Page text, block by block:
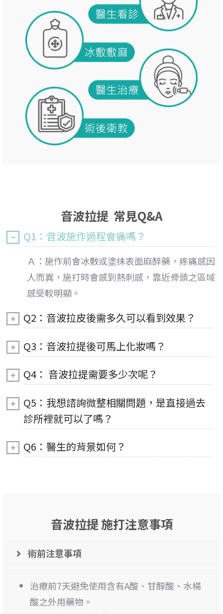
音波拉提 常見Q&A
Q1：音波施作過程會痛嗎？
Ａ：施作前會冰敷或塗抹表面麻醉藥，疼痛感因
人而異，施打時會感到熱刺感，靠近骨頭之區域
感受較明顯。
Q2：音波拉皮後需多久可以看到效果？
Q3：音波拉提後可馬上化妝嗎？
Q4： 音波拉提需要多少次呢？
Q5：我想諮詢微整相關問題，是直接過去
診所裡就可以了嗎？
Q6：醫生的背景如何？
音波拉提 施打注意事項
術前注意事項
治療前7天避免使用含有A酸、甘醇酸、水楊
酸之外用藥物。